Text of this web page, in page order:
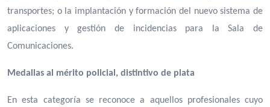
transportes; o la implantación y formación del nuevo sistema de
aplicaciones y gestión de incidencias para la Sala de
Comunicaciones.
Medallas al mérito policial, distintivo de plata
En esta categoría se reconoce a aquellos profesionales cuyo